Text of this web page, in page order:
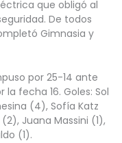
que obligó al
De todos
Gimnasia y
por 25-14 ante
fecha 16. Goles: Sol
(4), Sofía Katz
Juana Massini (1),
(1).